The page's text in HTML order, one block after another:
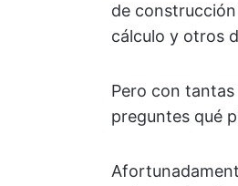
de
cálculo y otros
Pero con
preguntes qué